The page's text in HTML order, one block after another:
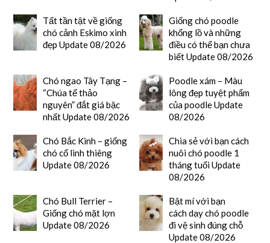
Tất tần tật về giống
chó cảnh Eskimo xinh
đẹp Update 08/2026
Giống chó poodle
khổng lồ và những
điều có thể bạn chưa
biết Update 08/2026
Chó ngao Tây Tạng –
“Chúa tể thảo
nguyên” đắt giá bậc
nhất Update 08/2026
Poodle xám – Màu
lông đẹp tuyệt phẩm
của poodle Update
08/2026
Chó Bắc Kinh – giống
chó cổ linh thiêng
Update 08/2026
Chia sẻ với bạn cách
nuôi chó poodle 1
tháng tuổi Update
08/2026
Chó Bull Terrier –
Giống chó mặt lợn
Update 08/2026
Bật mí với bạn
cách dạy chó poodle
đi vệ sinh đúng chỗ
Update 08/2026